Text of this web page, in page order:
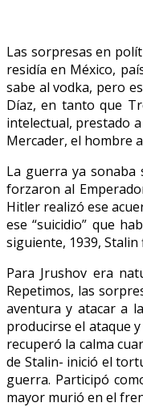
Las sorpresas en
residía en México,
sabe al vodka, pero
Díaz, en tanto que
intelectual, prestado
Mercader, el hombre
La guerra ya sonaba
forzaron al
Hitler realizó ese
ese “suicidio” que
siguiente, 1939,
Para Jrushov era
Repetimos, las
aventura y atacar a
producirse el ataque
recuperó la calma
de Stalin- inició el
guerra. Participó
mayor murió en el